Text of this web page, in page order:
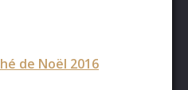
de Noël 2016